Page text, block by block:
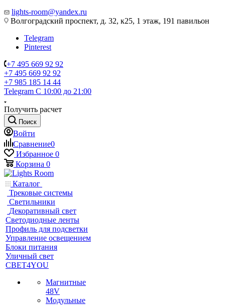
lights-room@yandex.ru
Волгоградский проспект, д. 32, к25, 1 этаж, 191 павильон
Telegram
Pinterest
+7 495 669 92 92
+7 495 669 92 92
+7 985 185 14 44
Telegram С 10:00 до 21:00
Получить расчет
Поиск
Войти
Сравнение0
Избранное 0
Корзина 0
Каталог
Трековые системы
Светильники
Декоративный свет
Светодиодные ленты
Профиль для подсветки
Управление освещением
Блоки питания
Уличный свет
СВЕТ4YOU
Магнитные
48V
Модульные